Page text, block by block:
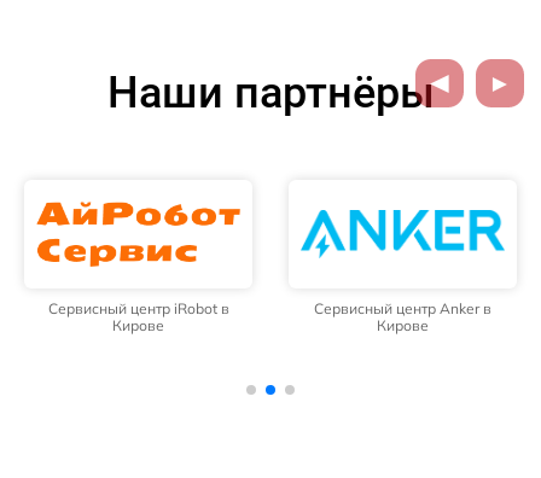
Наши партнёры
Сервисный центр iRobot в
Кирове
Сервисный центр Anker в
Кирове